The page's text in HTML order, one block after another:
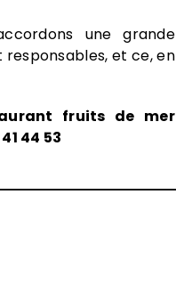
une grande
et ce, en
fruits de mer
44 53